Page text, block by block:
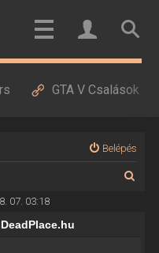
GTA V Csalások
Belépés
07. 03:18